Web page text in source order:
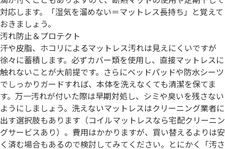
対応します。「湿気を溜めない＝マットレス長持ち」と覚えて
おきましょう。
汚れ防止＆プロテクト
汗や皮脂、ホコリによるマットレス汚れは見えにくいですが
徐々に蓄積します。必ずカバー類を使用し、直接マットレスに
触れないことが大前提です。さらにベッドパッドや防水シーツ
でしっかりガードすれば、本体を洗えなくても清潔を保てま
す。万一汚れが付いた際は早期対処し、シミや臭いを残さない
ようにしましょう。洗えないマットレスはクリーニング業者に
出す選択肢もあります（コイルマットレスなら宅配クリーニン
グサービスあり）。費用はかかりますが、買い替えるよりは安
く済む場合もあるので検討してみてください。とにかく「汚さ